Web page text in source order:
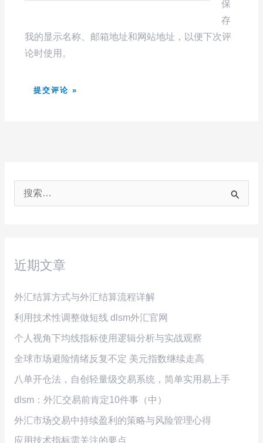
保
存
我的显示名称、邮箱地址和网站地址，以便下次评
论时使用。
近期文章
外汇结算方式与外汇结算流程详解
利用技术性调整做短线 dlsm外汇官网
个人视角下均线指标使用逻辑分析与实战观察
全球市场避险情绪反复不定 美元指数继续走高
八单开仓法，自创轻量级交易系统，简单实用易上手
dlsm：外汇交易前肯定10件事（中）
外汇市场交易中持续盈利的策略与风险管理心得
应用技术指标需关注的要点